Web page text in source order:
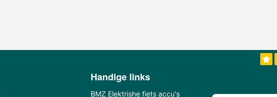
Handige links
BMZ Elektrishe fiets accu's